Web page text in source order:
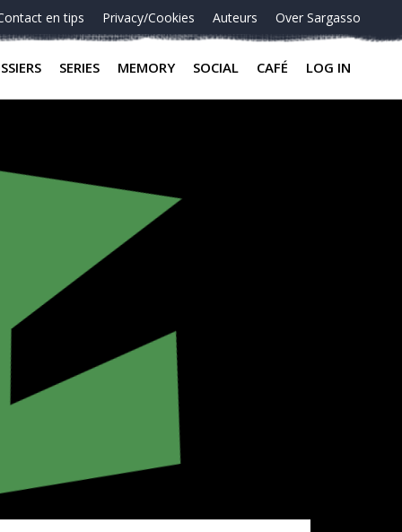
en tips Privacy/Cookies Auteurs Over Sargasso
SERIES MEMORY SOCIAL CAFÉ LOG IN